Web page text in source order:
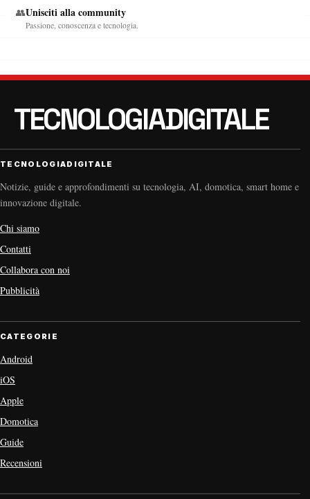
👥Unisciti alla community
Passione, conoscenza e tecnologia.
TECNOLOGIADIGITALE
Notizie, guide e approfondimenti su tecnologia, AI, domotica, smart home e
innovazione digitale.
Chi siamo
Contatti
Collabora con noi
Pubblicità
CATEGORIE
Android
iOS
Apple
Domotica
Guide
Recensioni